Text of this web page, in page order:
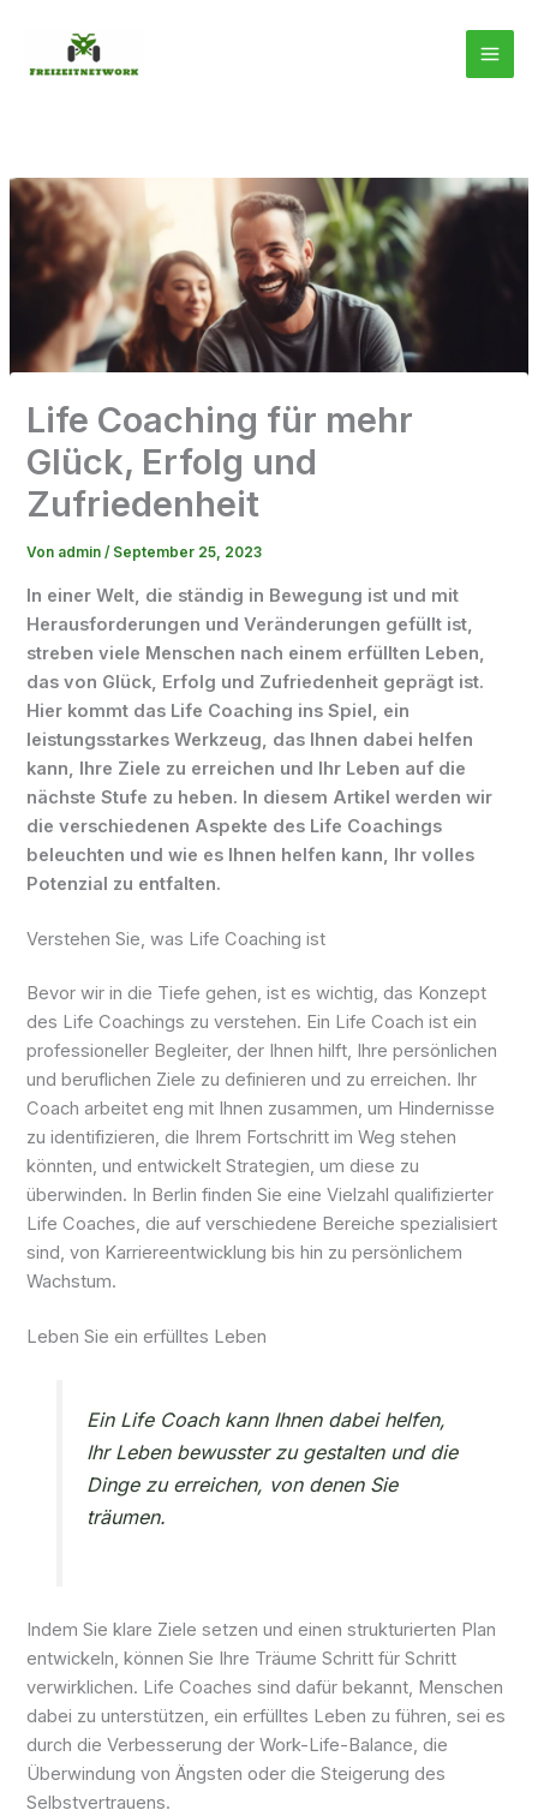
springen
Life Coaching für mehr
Glück, Erfolg und
Zufriedenheit
Von admin/ September 25, 2023
In einer Welt, die ständig in Bewegung ist und mit
Herausforderungen und Veränderungen gefüllt ist,
streben viele Menschen nach einem erfüllten Leben,
das von Glück, Erfolg und Zufriedenheit geprägt ist.
Hier kommt das Life Coaching ins Spiel, ein
leistungsstarkes Werkzeug, das Ihnen dabei helfen
kann, Ihre Ziele zu erreichen und Ihr Leben auf die
nächste Stufe zu heben. In diesem Artikel werden wir
die verschiedenen Aspekte des Life Coachings
beleuchten und wie es Ihnen helfen kann, Ihr volles
Potenzial zu entfalten.
Verstehen Sie, was Life Coaching ist
Bevor wir in die Tiefe gehen, ist es wichtig, das Konzept
des Life Coachings zu verstehen. Ein Life Coach ist ein
professioneller Begleiter, der Ihnen hilft, Ihre persönlichen
und beruflichen Ziele zu definieren und zu erreichen. Ihr
Coach arbeitet eng mit Ihnen zusammen, um Hindernisse
zu identifizieren, die Ihrem Fortschritt im Weg stehen
könnten, und entwickelt Strategien, um diese zu
überwinden. In Berlin finden Sie eine Vielzahl qualifizierter
Life Coaches, die auf verschiedene Bereiche spezialisiert
sind, von Karriereentwicklung bis hin zu persönlichem
Wachstum.
Leben Sie ein erfülltes Leben
Ein Life Coach kann Ihnen dabei helfen,
Ihr Leben bewusster zu gestalten und die
Dinge zu erreichen, von denen Sie
träumen.
Indem Sie klare Ziele setzen und einen strukturierten Plan
entwickeln, können Sie Ihre Träume Schritt für Schritt
verwirklichen. Life Coaches sind dafür bekannt, Menschen
dabei zu unterstützen, ein erfülltes Leben zu führen, sei es
durch die Verbesserung der Work-Life-Balance, die
Überwindung von Ängsten oder die Steigerung des
Selbstvertrauens.